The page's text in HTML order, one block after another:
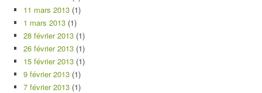
11 mars 2013 (1)
1 mars 2013 (1)
28 février 2013 (1)
26 février 2013 (1)
15 février 2013 (1)
9 février 2013 (1)
7 février 2013 (1)